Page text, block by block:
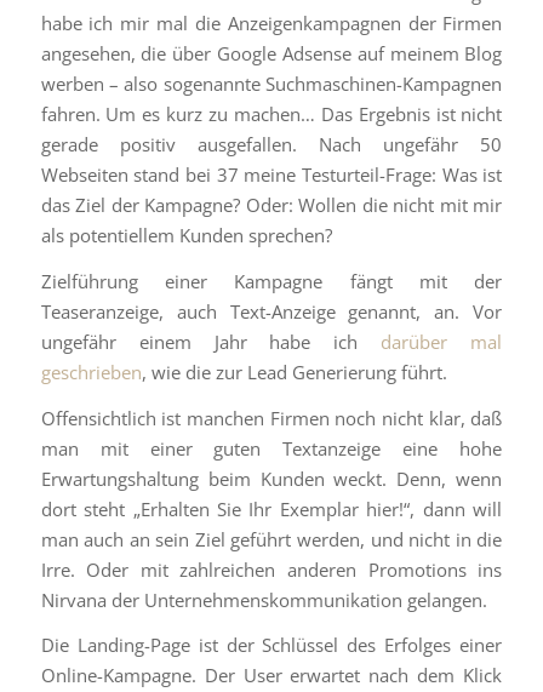
habe ich mir mal die Anzeigenkampagnen der Firmen
angesehen, die über Google Adsense auf meinem Blog
werben – also sogenannte Suchmaschinen-Kampagnen
fahren. Um es kurz zu machen… Das Ergebnis ist nicht
gerade positiv ausgefallen. Nach ungefähr 50
Webseiten stand bei 37 meine Testurteil-Frage: Was ist
das Ziel der Kampagne? Oder: Wollen die nicht mit mir
als potentiellem Kunden sprechen?
Zielführung einer Kampagne fängt mit der
Teaseranzeige, auch Text-Anzeige genannt, an. Vor
ungefähr einem Jahr habe ich darüber mal
geschrieben, wie die zur Lead Generierung führt.
Offensichtlich ist manchen Firmen noch nicht klar, daß
man mit einer guten Textanzeige eine hohe
Erwartungshaltung beim Kunden weckt. Denn, wenn
dort steht „Erhalten Sie Ihr Exemplar hier!“, dann will
man auch an sein Ziel geführt werden, und nicht in die
Irre. Oder mit zahlreichen anderen Promotions ins
Nirvana der Unternehmenskommunikation gelangen.
Die Landing-Page ist der Schlüssel des Erfolges einer
Online-Kampagne. Der User erwartet nach dem Klick